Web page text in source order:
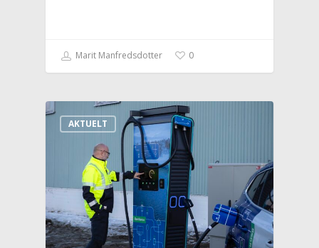
Marit Manfredsdotter 0
AKTUELT
Mest populært siste